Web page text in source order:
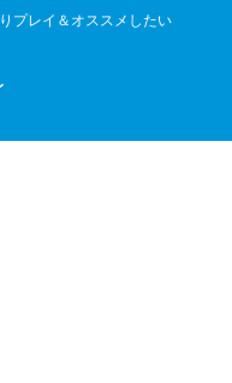
プレイ＆オススメしたい